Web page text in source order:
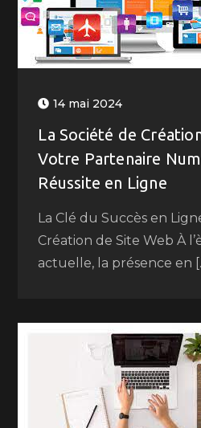
14 mai 2024
La Société de
Votre Partenaire
Réussite en Ligne
La Clé du Succès en
Création de Site Web À
actuelle, la présence en